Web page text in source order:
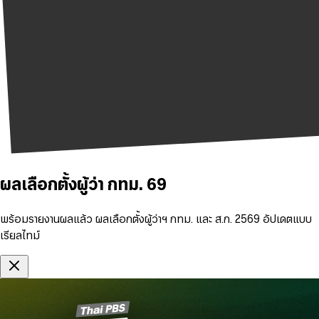
ผลเลือกตั้งผู้ว่า กทม. 69
พร้อมรายงานผลแล้ว ผลเลือกตั้งผู้ว่าฯ กทม. และ ส.ก. 2569 อัปเดตแบบ
เรียลไทม์